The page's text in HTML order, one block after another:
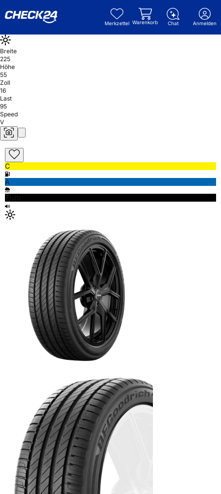
Merkzettel Warenkorb Chat Anmelden
Breite
225
Höhe
55
Zoll
16
Last
95
Speed
V
C
A
71db